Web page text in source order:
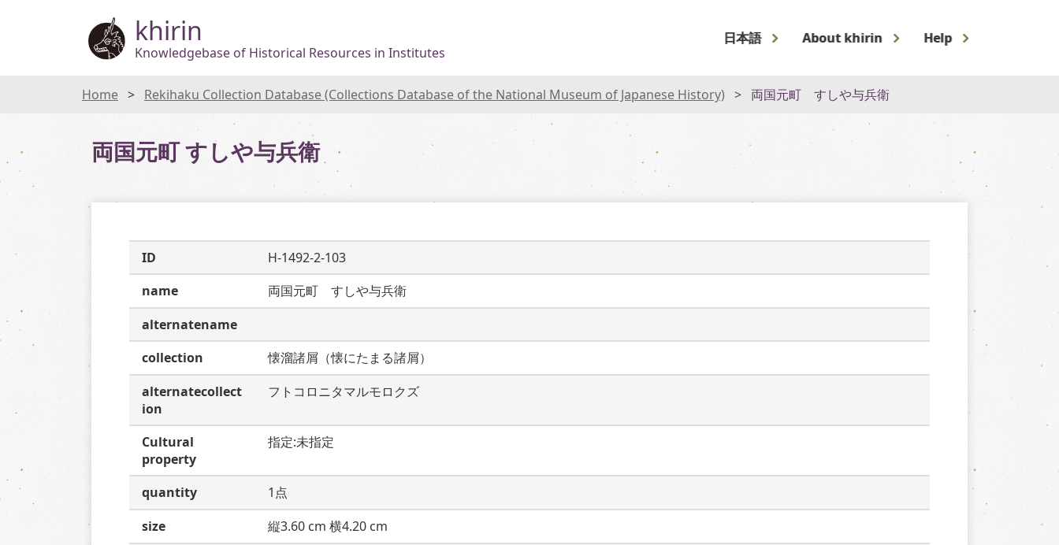
khirin
Knowledgebase of Historical Resources in Institutes
日本語 About khirin Help
Home Rekihaku Collection Database (Collections Database of the National Museum of Japanese History) 両国元町 すしや与兵衛
両国元町 すしや与兵衛
ID
H-1492-2-103
name
両国元町　すしや与兵衛
alternatename
collection
懐溜諸屑（懐にたまる諸屑）
alternatecollect
ion
フトコロニタマルモロクズ
Cultural
property
指定:未指定
quantity
1点
size
縦3.60 cm 横4.20 cm